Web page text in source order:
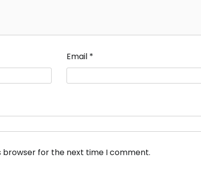
Email *
browser for the next time I comment.